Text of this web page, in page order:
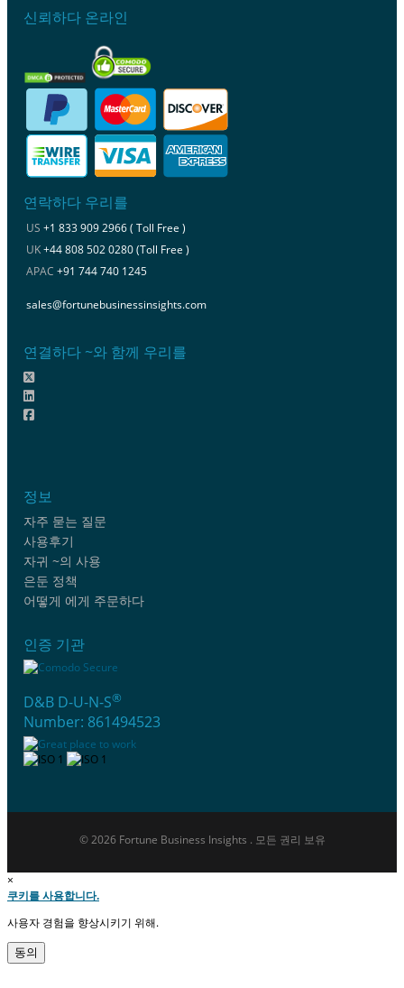
신뢰하다 온라인
연락하다 우리를
US +1 833 909 2966 ( Toll Free )
UK+44 808 502 0280 (Toll Free )
APAC +91 744 740 1245
sales@fortunebusinessinsights.com
연결하다 ~와 함께 우리를
정보
자주 묻는 질문
사용후기
자귀 ~의 사용
은둔 정책
어떻게 에게 주문하다
인증 기관
D&B D-U-N-S®
Number: 861494523
© 2026 Fortune Business Insights . 모든 권리 보유
×
쿠키를 사용합니다.
사용자 경험을 향상시키기 위해.
동의